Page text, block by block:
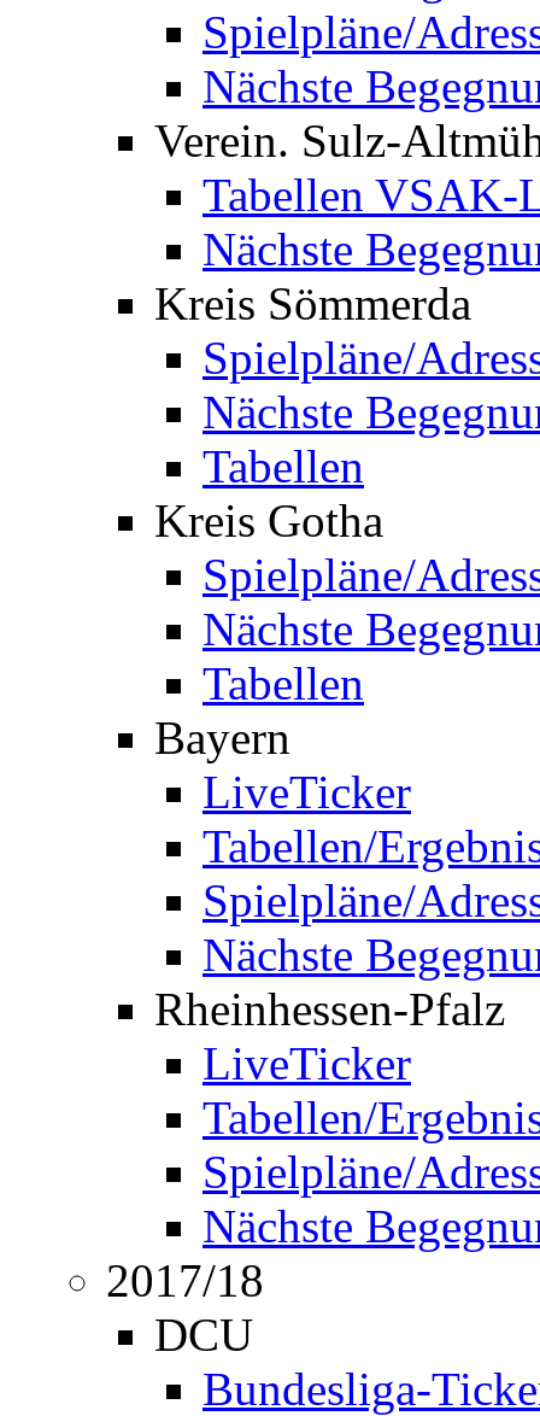
Spielpläne/
Nächste
Verein. Sulz-
Tabellen VSAK-
Nächste
Kreis Sömmerda
Spielpläne/
Nächste
Tabellen
Kreis Gotha
Spielpläne/
Nächste
Tabellen
Bayern
LiveTicker
Tabellen/
Spielpläne/
Nächste
Rheinhessen-Pfalz
LiveTicker
Tabellen/
Spielpläne/
Nächste
2017/18
DCU
Bundesliga-